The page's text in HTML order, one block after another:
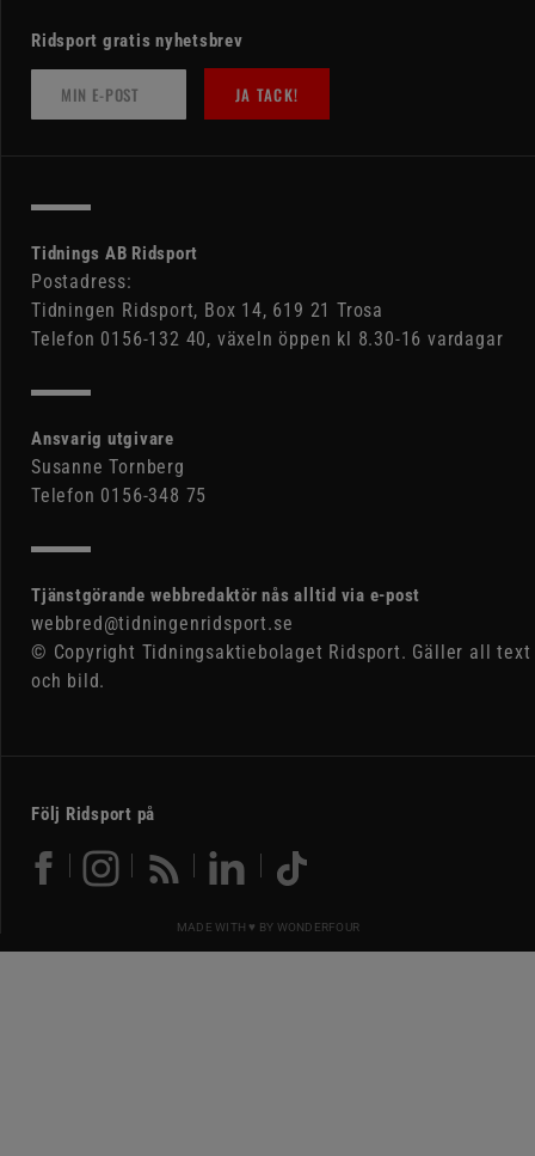
Ridsport gratis nyhetsbrev
JA TACK!
Tidnings AB Ridsport
Postadress:
Tidningen Ridsport, Box 14, 619 21 Trosa
Telefon 0156-132 40, växeln öppen kl 8.30-16 vardagar
Ansvarig utgivare
Susanne Tornberg
Telefon 0156-348 75
Tjänstgörande webbredaktör nås alltid via e-post
webbred@tidningenridsport.se
© Copyright Tidningsaktiebolaget Ridsport. Gäller all text
och bild.
Följ Ridsport på
MADE WITH ♥ BY WONDERFOUR